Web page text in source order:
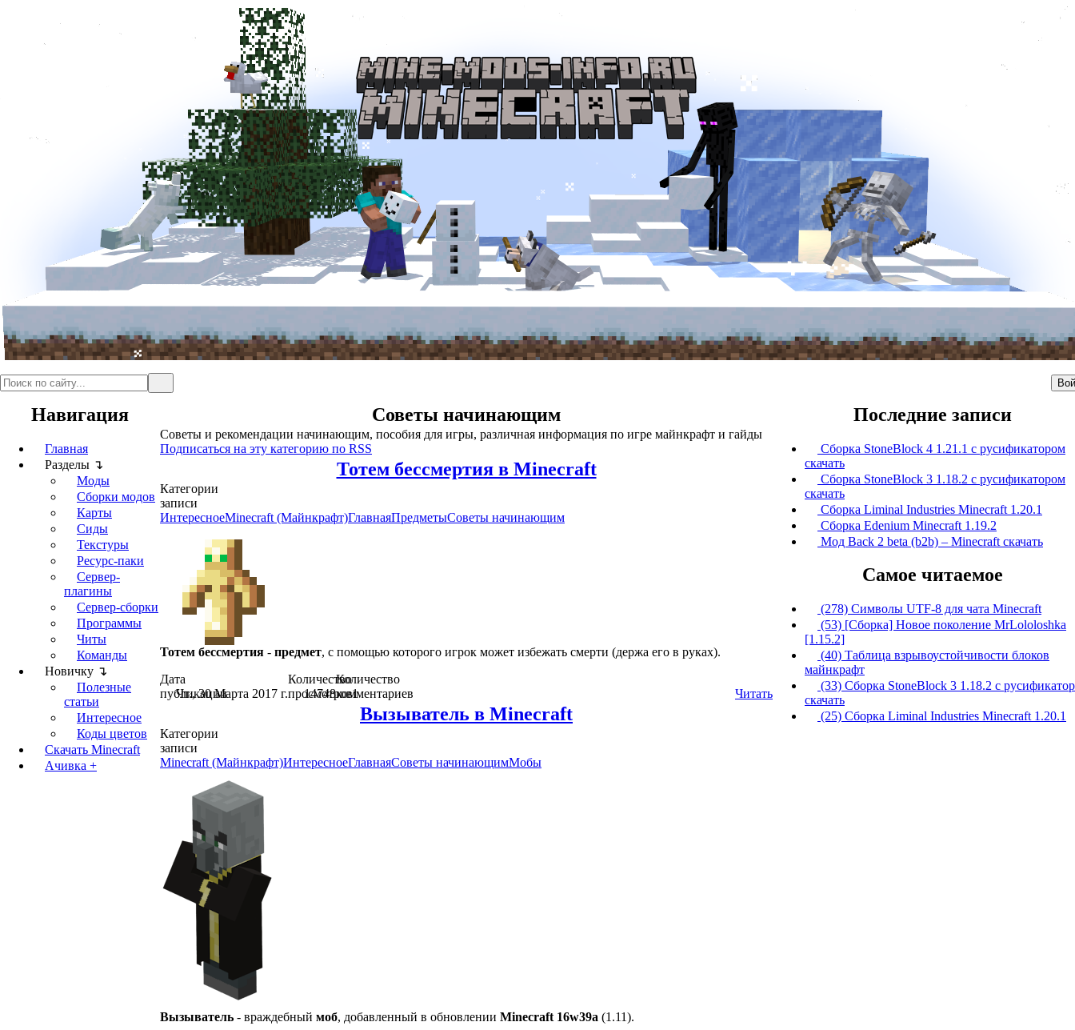
Навигация
Главная
Разделы ↴
Моды
Сборки модов
Карты
Сиды
Текстуры
Ресурс-паки
Сервер-
плагины
Сервер-сборки
Программы
Читы
Команды
Новичку ↴
Полезные
статьи
Интересное
Коды цветов
Скачать Minecraft
Ачивка +
Советы начинающим
Советы и рекомендации начинающим, пособия для игры, различная информация по игре майнкрафт и гайды
Подписаться на эту категорию по RSS
Тотем бессмертия в Minecraft
Категории
записи
ИнтересноеMinecraft (Майнкрафт)ГлавнаяПредметыСоветы начинающим
Тотем бессмертия - предмет, с помощью которого игрок может избежать смерти (держа его в руках).
Дата
публикации
Чт., 30 Марта 2017 г.
Количество
просмотров
14748
Количество
комментариев
1 Читать
Вызыватель в Minecraft
Категории
записи
Minecraft (Майнкрафт)ИнтересноеГлавнаяСоветы начинающимМобы
Вызыватель - враждебный моб, добавленный в обновлении Minecraft 16w39a (1.11).
Последние записи
Сборка StoneBlock 4 1.21.1 с русификатором
скачать
Сборка StoneBlock 3 1.18.2 с русификатором
скачать
Сборка Liminal Industries Minecraft 1.20.1
Сборка Edenium Minecraft 1.19.2
Мод Back 2 beta (b2b) – Minecraft скачать
Самое читаемое
(278) Символы UTF-8 для чата Minecraft
(53) [Сборка] Новое поколение MrLololoshka
[1.15.2]
(40) Таблица взрывоустойчивости блоков
майнкрафт
(33) Сборка StoneBlock 3 1.18.2 с
скачать
(25) Сборка Liminal Industries Minecraft 1.20.1